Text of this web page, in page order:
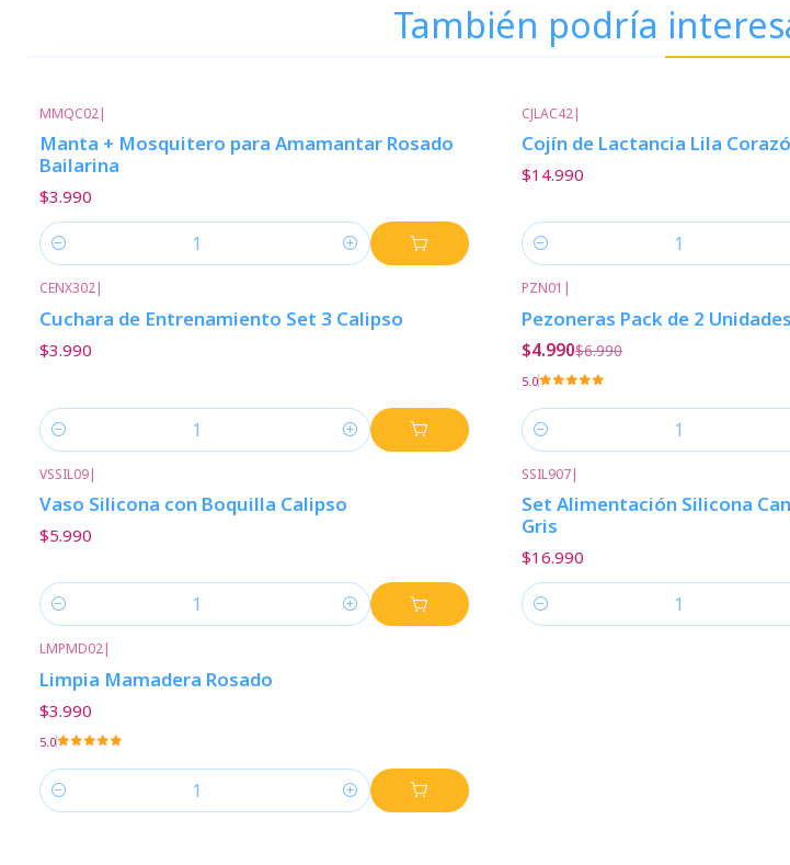
También podría
MMQC02|
Manta + Mosquitero para Amamantar Rosado
Bailarina
$3.990
Cantidad
CJLAC42|
Cojín de Lactancia Lila
$14.990
Cantidad
CENX302|
Cuchara de Entrenamiento Set 3 Calipso
$3.990
Cantidad
PZN01 |
Pezoneras Pack de 2 Unidades
$4.990$6.990
5.0
Cantidad
VSSIL09|
Vaso Silicona con Boquilla Calipso
$5.990
Cantidad
SSIL907|
Set Alimentación Silicona
Gris
$16.990
Cantidad
LMPMD02|
Limpia Mamadera Rosado
$3.990
5.0
Cantidad